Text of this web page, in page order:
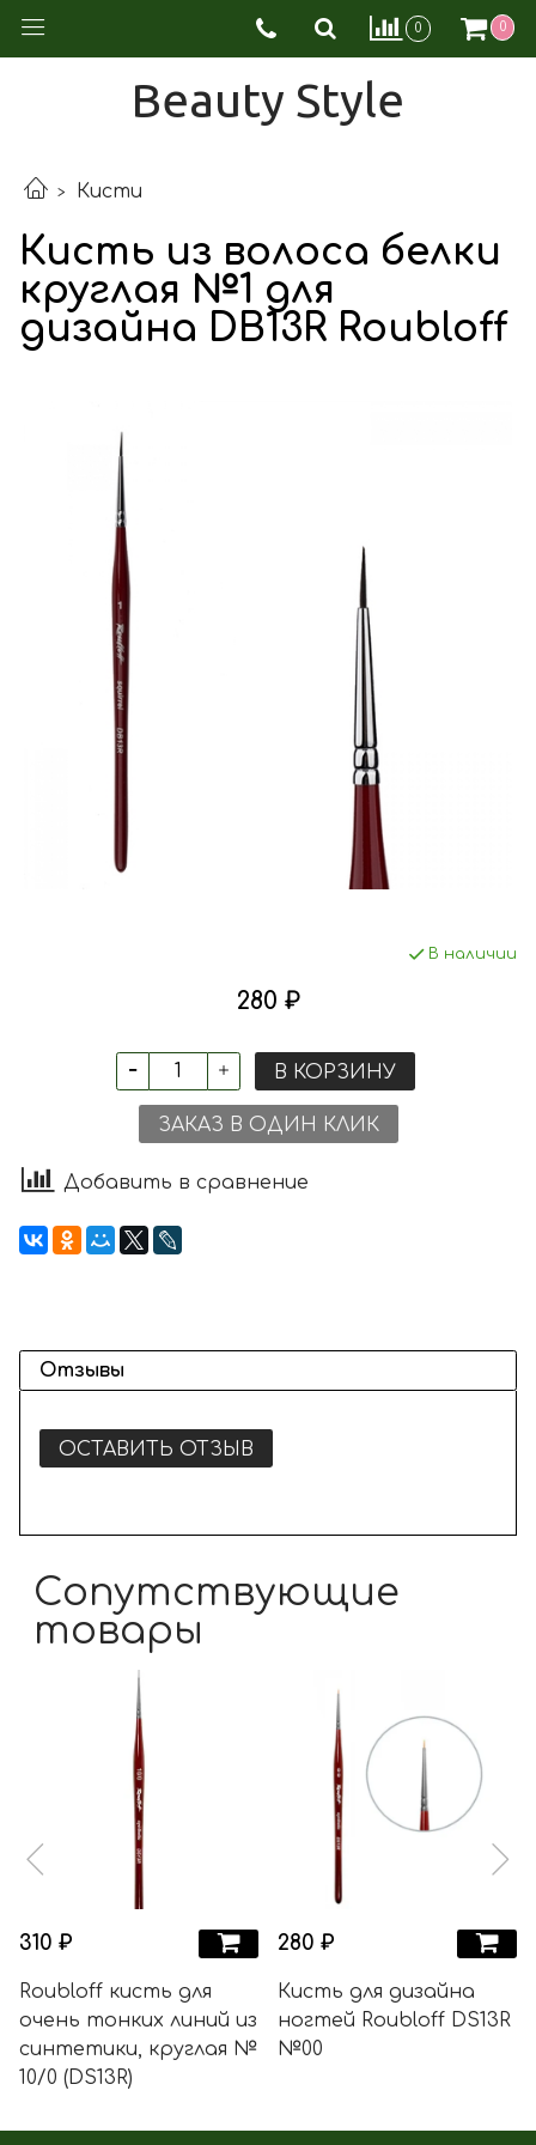
0 0
Beauty Style
Кисти
Кисть из волоса белки
круглая №1 для
дизайна DB13R Roubloff
В наличии
280 ₽
В КОРЗИНУ
ЗАКАЗ В ОДИН КЛИК
Добавить в сравнение
Отзывы
ОСТАВИТЬ ОТЗЫВ
Сопутствующие
товары
310 ₽
Roubloff кисть для
очень тонких линий из
синтетики, круглая №
10/0 (DS13R)
280 ₽
Кисть для дизайна
ногтей Roubloff DS13R
№00